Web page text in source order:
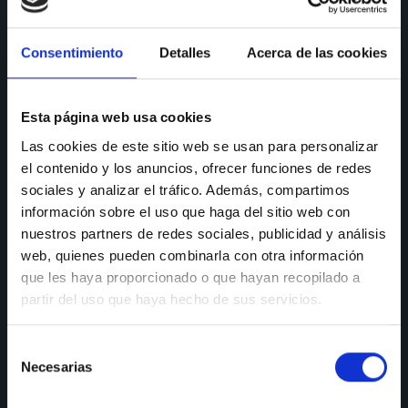
Consentimiento Detalles Acerca de las cookies
Esta página web usa cookies
Las cookies de este sitio web se usan para personalizar
el contenido y los anuncios, ofrecer funciones de redes
sociales y analizar el tráfico. Además, compartimos
información sobre el uso que haga del sitio web con
nuestros partners de redes sociales, publicidad y análisis
web, quienes pueden combinarla con otra información
que les haya proporcionado o que hayan recopilado a
partir del uso que haya hecho de sus servicios.
Necesarias
CONSULTAS
91 690 96 63
Móvil:636 59 60 42
E-mail: info@nectali.com
SHOWROOM
Timanfaya, 15, 17 y 19
28970 Humanes de Madrid
Lunes a viernes: